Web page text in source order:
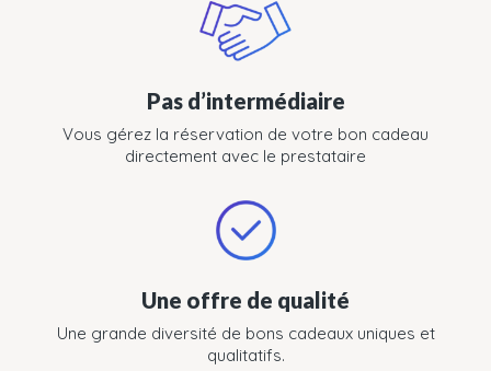
Pas d’intermédiaire
Vous gérez la réservation de votre bon cadeau
directement avec le prestataire
Une offre de qualité
Une grande diversité de bons cadeaux uniques et
qualitatifs.